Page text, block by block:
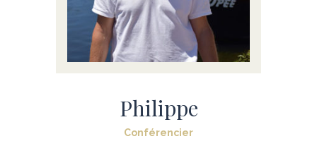
Philippe
Conférencier